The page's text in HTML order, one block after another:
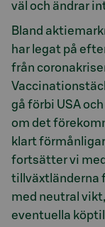
väl och ändrar
Bland
har legat på
från
gå förbi USA
om det
klart
fortsätter vi
tillväxtländerna
med neutral
eventuella